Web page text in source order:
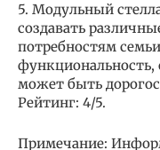
5. Модульный
создавать
потребностям
может быть
Рейтинг: 4/5.
Примечание: